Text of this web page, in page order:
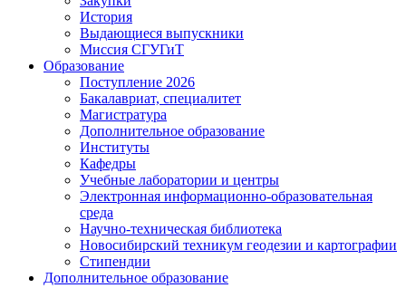
История
Выдающиеся выпускники
Миссия СГУГиТ
Образование
Поступление 2026
Бакалавриат, специалитет
Магистратура
Дополнительное образование
Институты
Кафедры
Учебные лаборатории и центры
Электронная информационно-образовательная
среда
Научно-техническая библиотека
Новосибирский техникум геодезии и картографии
Стипендии
Дополнительное образование